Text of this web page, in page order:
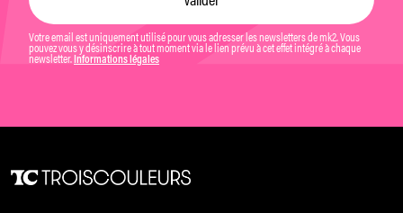
Votre email est uniquement utilisé pour vous adresser les newsletters de mk2. Vous
pouvez vous y désinscrire à tout moment via le lien prévu à cet effet intégré à chaque
newsletter. Informations légales